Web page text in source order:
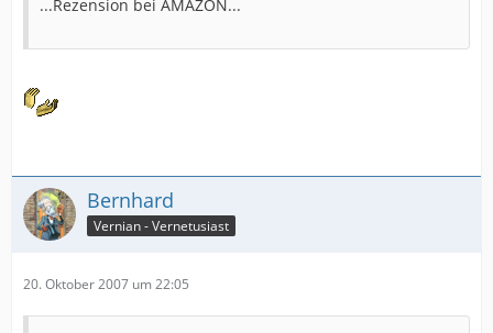
...Rezension bei AMAZON...
Bernhard
Vernian - Vernetusiast
20. Oktober 2007 um 22:05